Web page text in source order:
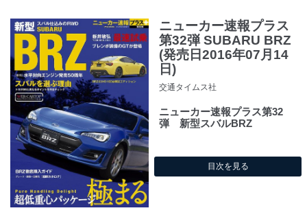
ニューカー速報プラス
第32弾 SUBARU BRZ
(発売日2016年07月14
日)
交通タイムス社
ニューカー速報プラス第32
弾 新型スバルBRZ
目次を見る